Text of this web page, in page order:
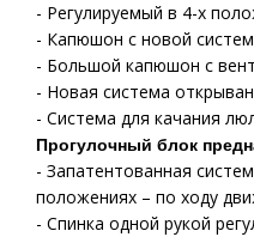
- Регулируемый в 4-х
- Капюшон с новой
- Большой капюшон с
- Новая система
- Система для качания
Прогулочный блок
- Запатентованная
положениях – по ходу
- Спинка одной рукой